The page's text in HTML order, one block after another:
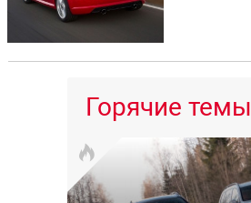
Горячие темы